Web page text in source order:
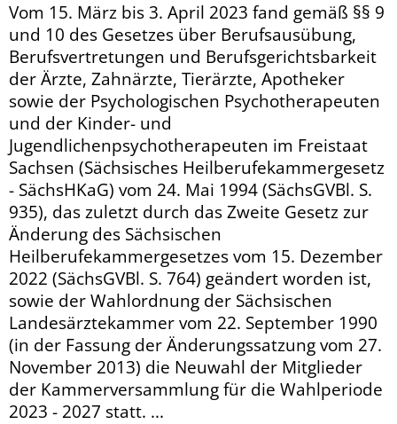
Vom 15. März bis 3. April 2023 fand gemäß §§ 9
und 10 des Gesetzes über Berufsausübung,
Berufsvertretungen und Berufsgerichtsbarkeit
der Ärzte, Zahnärzte, Tierärzte, Apotheker
sowie der Psychologischen Psychotherapeuten
und der Kinder- und
Jugendlichenpsychotherapeuten im Freistaat
Sachsen (Sächsisches Heilberufekammergesetz
- SächsHKaG) vom 24. Mai 1994 (SächsGVBl. S.
935), das zuletzt durch das Zweite Gesetz zur
Änderung des Sächsischen
Heilberufekammergesetzes vom 15. Dezember
2022 (SächsGVBl. S. 764) geändert worden ist,
so­­wie der Wahlordnung der Sächsischen
Landesärztekammer vom 22. September 1990
(in der Fassung der Änderungssatzung vom 27.
November 2013) die Neuwahl der Mitglieder
der Kammerversammlung für die Wahlperiode
2023 - 2027 statt. ...